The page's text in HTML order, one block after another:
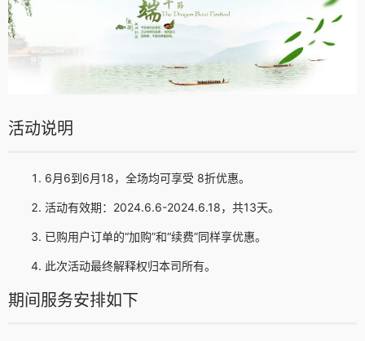
活动说明
6月6到6月18，全场均可享受 8折优惠。
活动有效期：2024.6.6-2024.6.18，共13天。
已购用户订单的“加购”和“续费”同样享优惠。
此次活动最终解释权归本司所有。
期间服务安排如下